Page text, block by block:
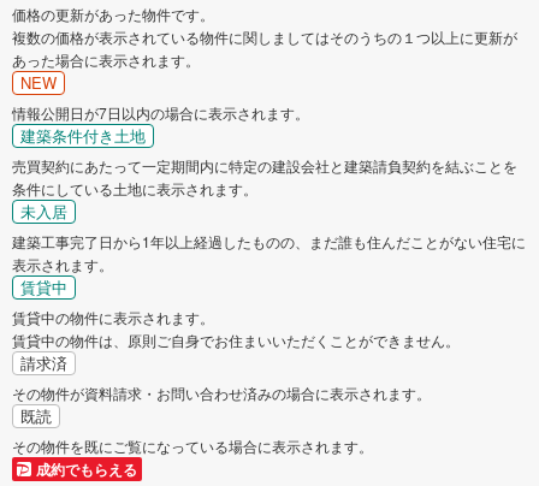
価格の更新があった物件です。
複数の価格が表示されている物件に関しましてはそのうちの１つ以上に更新が
あった場合に表示されます。
NEW
情報公開日が7日以内の場合に表示されます。
建築条件付き土地
売買契約にあたって一定期間内に特定の建設会社と建築請負契約を結ぶことを
条件にしている土地に表示されます。
未入居
建築工事完了日から1年以上経過したものの、まだ誰も住んだことがない住宅に
表示されます。
賃貸中
賃貸中の物件に表示されます。
賃貸中の物件は、原則ご自身でお住まいいただくことができません。
請求済
その物件が資料請求・お問い合わせ済みの場合に表示されます。
既読
その物件を既にご覧になっている場合に表示されます。
成約でもらえる